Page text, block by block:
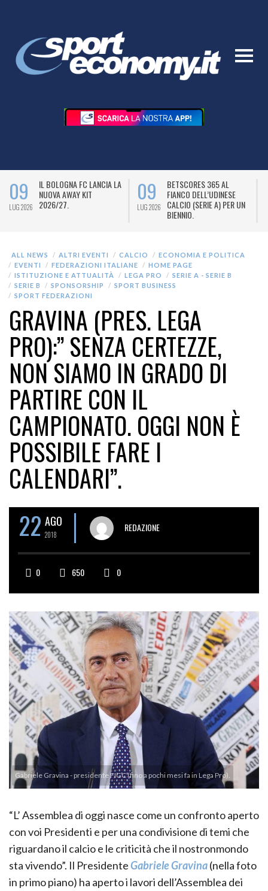
09
LUG 2026
IL BOLOGNA FC LANCIA LA
NUOVA AWAY KIT
2026/27.
09
LUG 2026
BETSCORES 365 AL
FIANCO DELL’UDINESE
CALCIO (SERIE A) PER UN
BIENNIO.
ALL NEWS ALTRI EVENTI CALCIO
ECONOMIA E POLITICA
EVENTI
FEDERAZIONI ITALIANE
HOME PAGE
ISTITUZIONE E ATTUALITÀ
LEGA PRO
SERIE A - SERIE B
SERIE B
SPONSORSHIP
SPORT BUSINESS
SPORT FEDERAZIONI
GRAVINA (PRES. LEGA
PRO):” SENZA CERTEZZE,
NON SIAMO IN GRADO DI
PARTIRE CON IL
CAMPIONATO. OGGI NON È
POSSIBILE FARE I
CALENDARI”.
22 AGO
2018
REDAZIONE
0 650 0
Gabriele Gravina - presidente FIGC (fino a pochi mesi fa in Lega Pro).
“L’ Assemblea di oggi nasce come un confronto aperto
con voi Presidenti e per una condivisione di temi che
riguardano il calcio e le criticità che il nostronmondo
sta vivendo”. Il PresidenteGabriele Gravina(nella foto
in primo piano) ha aperto i lavori dell’Assemblea dei